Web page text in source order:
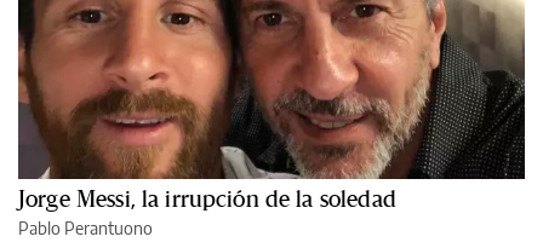
Jorge Messi, la irrupción de la soledad
Pablo Perantuono